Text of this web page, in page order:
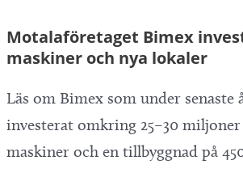
Motalaföretaget Bimex
maskiner och nya lokaler
Läs om Bimex som under senaste
investerat omkring 25–30
maskiner och en tillbyggnad på